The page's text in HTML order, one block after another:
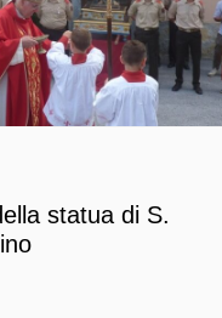
statua di S.